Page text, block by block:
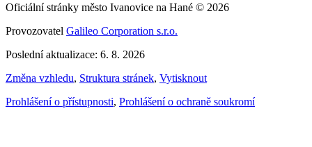
Oficiální stránky město Ivanovice na Hané © 2026
Provozovatel Galileo Corporation s.r.o.
Poslední aktualizace: 6. 8. 2026
Změna vzhledu, Struktura stránek, Vytisknout
Prohlášení o přístupnosti, Prohlášení o ochraně soukromí